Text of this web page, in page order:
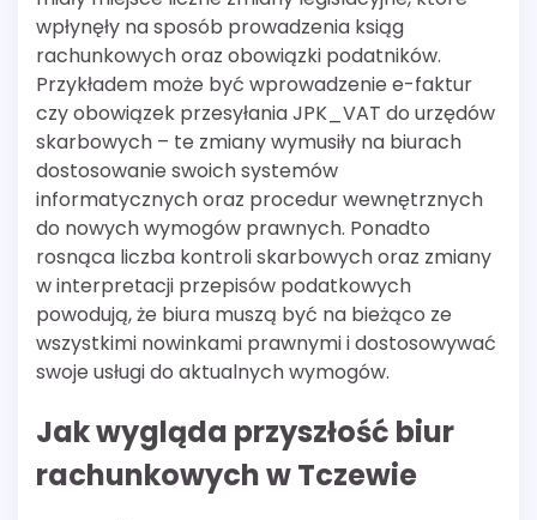
wpłynęły na sposób prowadzenia ksiąg
rachunkowych oraz obowiązki podatników.
Przykładem może być wprowadzenie e-faktur
czy obowiązek przesyłania JPK_VAT do urzędów
skarbowych – te zmiany wymusiły na biurach
dostosowanie swoich systemów
informatycznych oraz procedur wewnętrznych
do nowych wymogów prawnych. Ponadto
rosnąca liczba kontroli skarbowych oraz zmiany
w interpretacji przepisów podatkowych
powodują, że biura muszą być na bieżąco ze
wszystkimi nowinkami prawnymi i dostosowywać
swoje usługi do aktualnych wymogów.
Jak wygląda przyszłość biur
rachunkowych w Tczewie